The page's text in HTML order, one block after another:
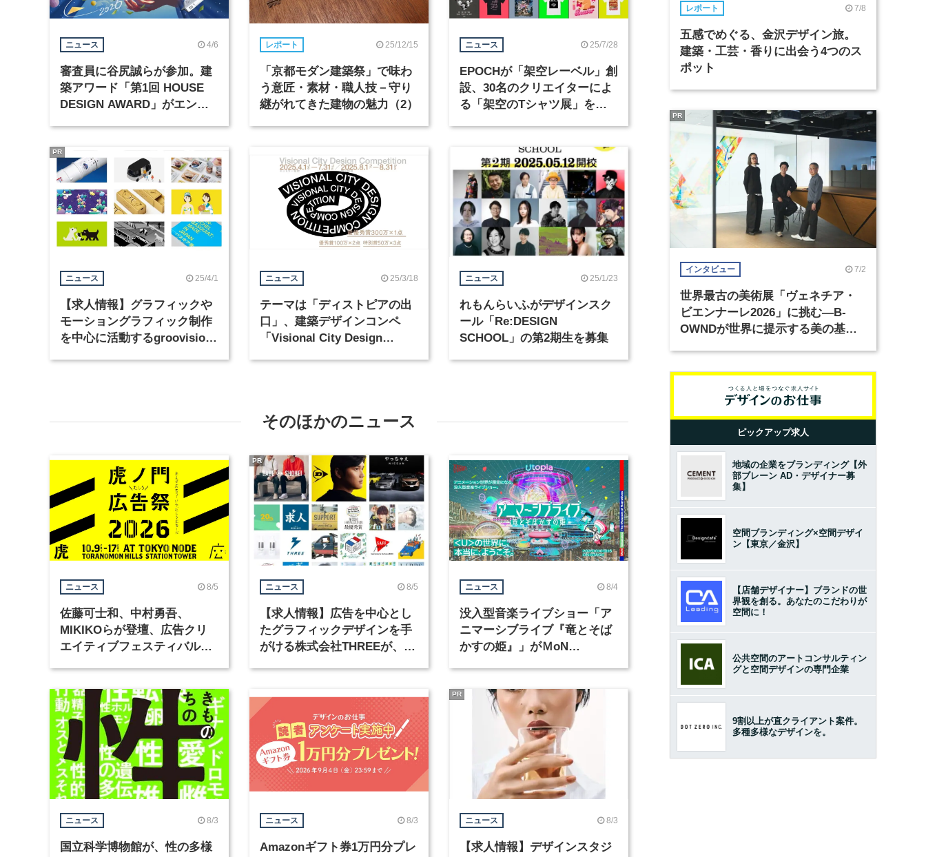
ニュース 4/6
審査員に谷尻誠らが参加。建
築アワード「第1回 HOUSE
DESIGN AWARD」がエント
レポート 25/12/15
「京都モダン建築祭」で味わ
う意匠・素材・職人技－守り
継がれてきた建物の魅力（2）
ニュース 25/7/28
EPOCHが「架空レーベル」創
設、30名のクリエイターによ
る「架空のTシャツ展」を開
ニュース 25/4/1
【求人情報】グラフィックや
モーショングラフィック制作
を中心に活動するgroovisions
PR
ニュース 25/3/18
テーマは「ディストピアの出
口」、建築デザインコンペ
「Visional City Design
ニュース 25/1/23
れもんらいふがデザインスク
ール「Re:DESIGN
SCHOOL」の第2期生を募集
そのほかのニュース
ニュース 8/5
佐藤可士和、中村勇吾、
MIKIKOらが登壇、広告クリ
エイティブフェスティバル
ニュース 8/5
【求人情報】広告を中心とし
たグラフィックデザインを手
がける株式会社THREEが、グ
PR
ニュース 8/4
没入型音楽ライブショー「ア
ニマーシブライブ『竜とそば
かすの姫』」がＭoN
ニュース 8/3
国立科学博物館が、性の多様
ニュース 8/3
Amazonギフト券1万円分プレ
ニュース 8/3
【求人情報】デザインスタジ
PR
レポート 7/8
五感でめぐる、金沢デザイン旅。
建築・工芸・香りに出会う4つのス
ポット
インタビュー 7/2
世界最古の美術展「ヴェネチア・
ビエンナーレ2026」に挑む―B-
OWNDが世界に提示する美の基準
PR
ピックアップ求人
地域の企業をブランディング【外
部ブレーン AD・デザイナー募
集】
空間ブランディング×空間デザイ
ン【東京／金沢】
【店舗デザイナー】ブランドの世
界観を創る。あなたのこだわりが
空間に！
公共空間のアートコンサルティン
グと空間デザインの専門企業
9割以上が直クライアント案件。
多種多様なデザインを。